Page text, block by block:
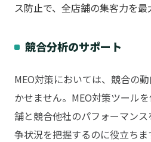
ス防止で、全店舗の集客力を最
競合分析のサポート
MEO対策においては、競合の
かせません。MEO対策ツール
舗と競合他社のパフォーマン
争状況を把握するのに役立ち